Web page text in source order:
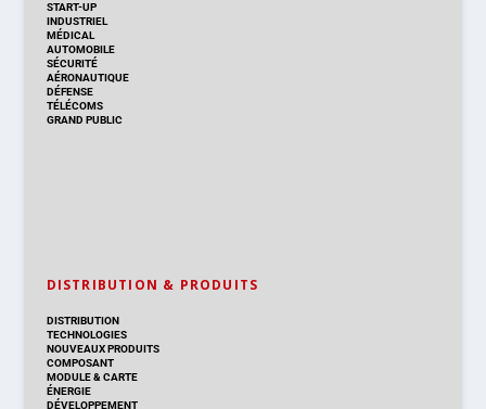
START-UP
INDUSTRIEL
MÉDICAL
AUTOMOBILE
SÉCURITÉ
AÉRONAUTIQUE
DÉFENSE
TÉLÉCOMS
GRAND PUBLIC
DISTRIBUTION & PRODUITS
DISTRIBUTION
TECHNOLOGIES
NOUVEAUX PRODUITS
COMPOSANT
MODULE & CARTE
ÉNERGIE
DÉVELOPPEMENT